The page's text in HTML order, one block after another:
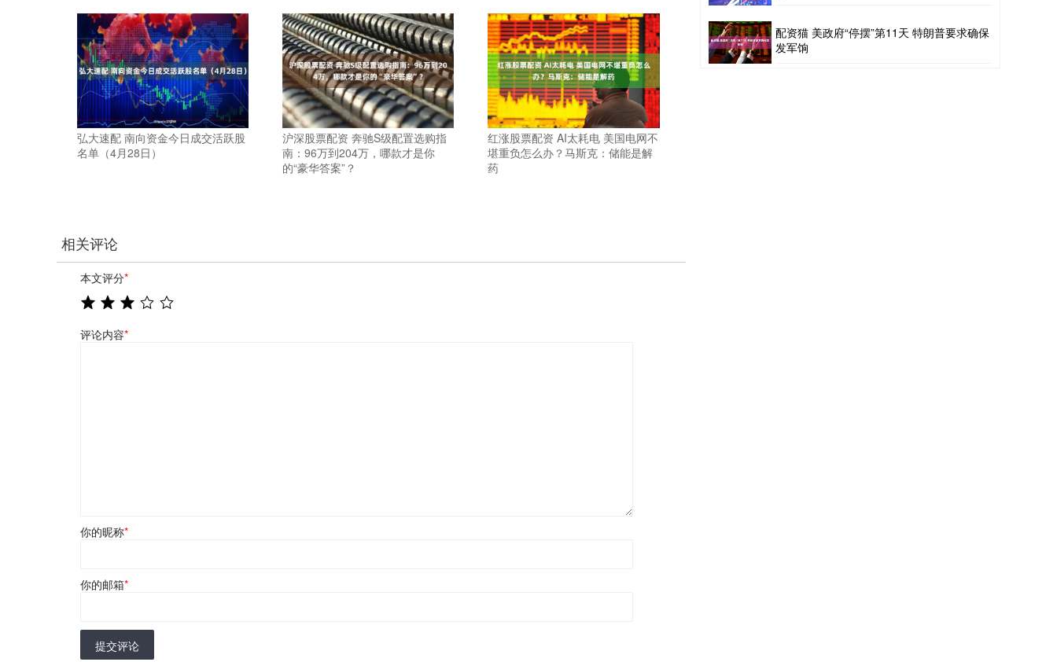
弘大速配 南向资金今日成交活跃股
名单（4月28日）
沪深股票配资 奔驰S级配置选购指
南：96万到204万，哪款才是你
的“豪华答案”？
红涨股票配资 AI太耗电 美国电网不
堪重负怎么办？马斯克：储能是解
药
相关评论
本文评分*
评论内容*
你的昵称*
你的邮箱*
提交评论
配资猫 美政府“停摆”第11天 特朗普要求确保
发军饷